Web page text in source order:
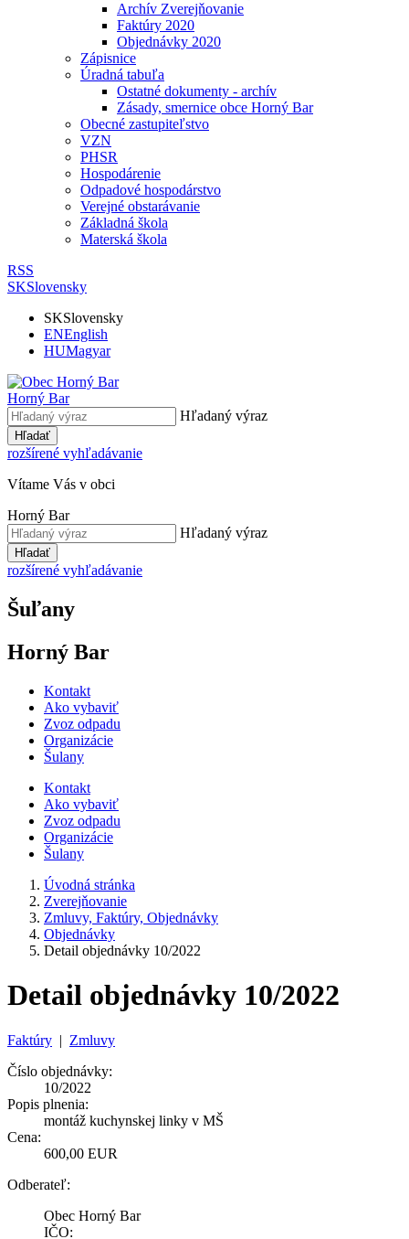
Archív Zverejňovanie
Faktúry 2020
Objednávky 2020
Zápisnice
Úradná tabuľa
Ostatné dokumenty - archív
Zásady, smernice obce Horný Bar
Obecné zastupiteľstvo
VZN
PHSR
Hospodárenie
Odpadové hospodárstvo
Verejné obstarávanie
Základná škola
Materská škola
RSS
SKSlovensky
SKSlovensky
ENEnglish
HUMagyar
Horný Bar
Hľadaný výraz
Hľadať
rozšírené vyhľadávanie
Vítame Vás v obci
Horný Bar
Hľadaný výraz
Hľadať
rozšírené vyhľadávanie
Šuľany
Horný Bar
Kontakt
Ako vybaviť
Zvoz odpadu
Organizácie
Šulany
Kontakt
Ako vybaviť
Zvoz odpadu
Organizácie
Šulany
Úvodná stránka
Zverejňovanie
Zmluvy, Faktúry, Objednávky
Objednávky
Detail objednávky 10/2022
Detail objednávky 10/2022
Faktúry | Zmluvy
Číslo objednávky:
10/2022
Popis plnenia:
montáž kuchynskej linky v MŠ
Cena:
600,00 EUR
Odberateľ:
Obec Horný Bar
IČO: